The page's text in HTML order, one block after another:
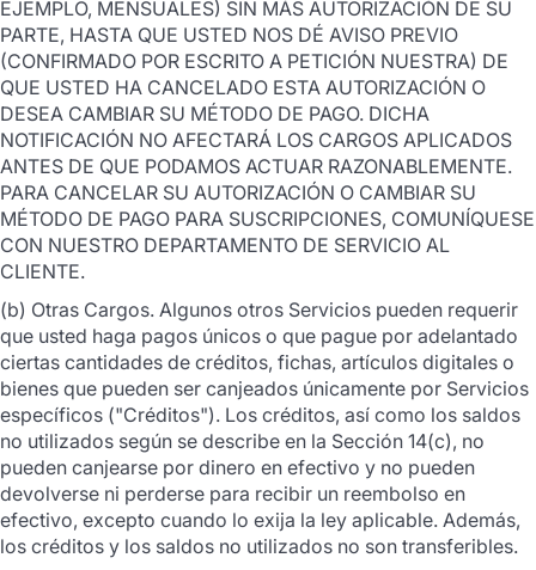
EJEMPLO, MENSUALES) SIN MÁS AUTORIZACIÓN DE SU
PARTE, HASTA QUE USTED NOS DÉ AVISO PREVIO
(CONFIRMADO POR ESCRITO A PETICIÓN NUESTRA) DE
QUE USTED HA CANCELADO ESTA AUTORIZACIÓN O
DESEA CAMBIAR SU MÉTODO DE PAGO. DICHA
NOTIFICACIÓN NO AFECTARÁ LOS CARGOS APLICADOS
ANTES DE QUE PODAMOS ACTUAR RAZONABLEMENTE.
PARA CANCELAR SU AUTORIZACIÓN O CAMBIAR SU
MÉTODO DE PAGO PARA SUSCRIPCIONES, COMUNÍQUESE
CON NUESTRO DEPARTAMENTO DE SERVICIO AL
CLIENTE.
(b) Otras Cargos. Algunos otros Servicios pueden requerir
que usted haga pagos únicos o que pague por adelantado
ciertas cantidades de créditos, fichas, artículos digitales o
bienes que pueden ser canjeados únicamente por Servicios
específicos ("Créditos"). Los créditos, así como los saldos
no utilizados según se describe en la Sección 14(c), no
pueden canjearse por dinero en efectivo y no pueden
devolverse ni perderse para recibir un reembolso en
efectivo, excepto cuando lo exija la ley aplicable. Además,
los créditos y los saldos no utilizados no son transferibles.